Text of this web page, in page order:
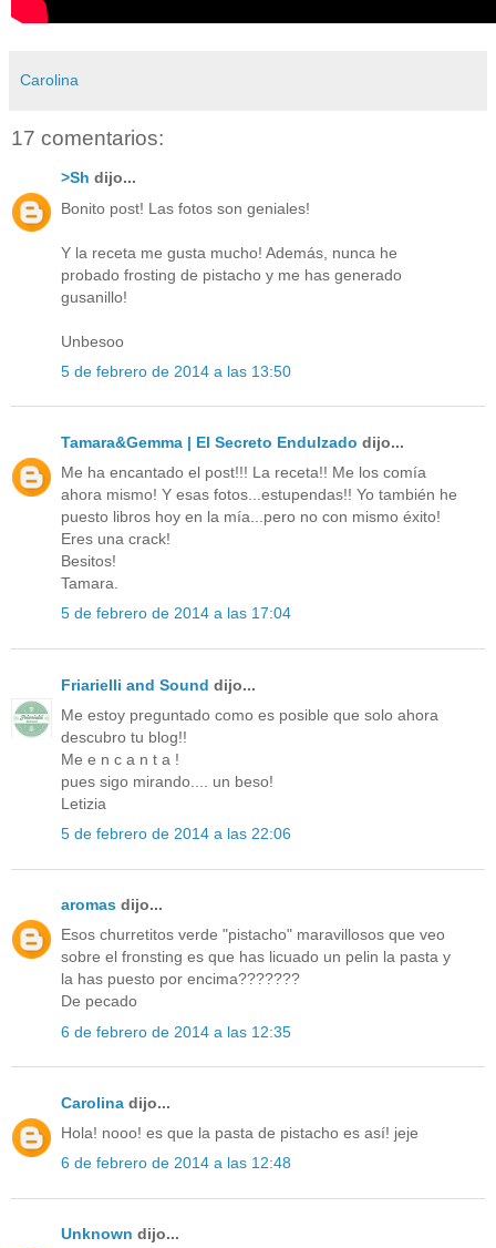
Carolina
17 comentarios:
>Sh dijo...
Bonito post! Las fotos son geniales!
Y la receta me gusta mucho! Además, nunca he
probado frosting de pistacho y me has generado
gusanillo!
Unbesoo
5 de febrero de 2014 a las 13:50
Tamara&Gemma | El Secreto Endulzado dijo...
Me ha encantado el post!!! La receta!! Me los comía
ahora mismo! Y esas fotos...estupendas!! Yo también he
puesto libros hoy en la mía...pero no con mismo éxito!
Eres una crack!
Besitos!
Tamara.
5 de febrero de 2014 a las 17:04
Friarielli and Sound dijo...
Me estoy preguntado como es posible que solo ahora
descubro tu blog!!
Me e n c a n t a !
pues sigo mirando.... un beso!
Letizia
5 de febrero de 2014 a las 22:06
aromas dijo...
Esos churretitos verde "pistacho" maravillosos que veo
sobre el fronsting es que has licuado un pelin la pasta y
la has puesto por encima???????
De pecado
6 de febrero de 2014 a las 12:35
Carolina dijo...
Hola! nooo! es que la pasta de pistacho es así! jeje
6 de febrero de 2014 a las 12:48
Unknown dijo...